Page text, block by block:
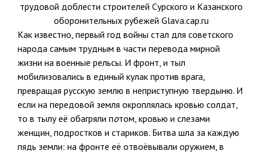
трудовой доблести строителей Сурского и Казанского
оборонительных рубежей Glava.cap.ru
Как известно, первый год войны стал для советского
народа самым трудным в части перевода мирной
жизни на военные рельсы. И фронт, и тыл
мобилизовались в единый кулак против врага,
превращая русскую землю в неприступную твердыню. И
если на передовой земля окроплялась кровью солдат,
то в тылу её обагряли потом, кровью и слезами
женщин, подростков и стариков. Битва шла за каждую
пядь земли: на фронте её отвоёвывали оружием, в